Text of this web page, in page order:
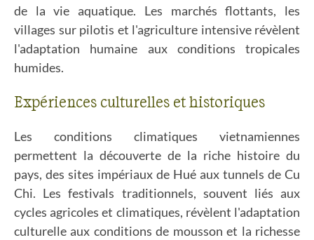
de la vie aquatique. Les marchés flottants, les
villages sur pilotis et l'agriculture intensive révèlent
l'adaptation humaine aux conditions tropicales
humides.
Expériences culturelles et historiques
Les conditions climatiques vietnamiennes
permettent la découverte de la riche histoire du
pays, des sites impériaux de Hué aux tunnels de Cu
Chi. Les festivals traditionnels, souvent liés aux
cycles agricoles et climatiques, révèlent l'adaptation
culturelle aux conditions de mousson et la richesse